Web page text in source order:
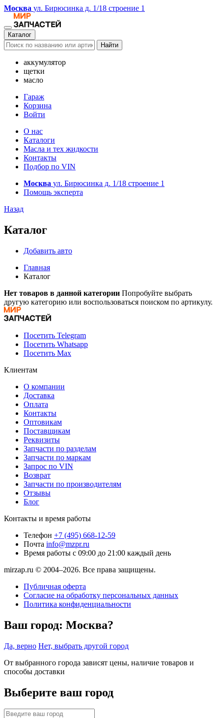
Москва ул. Бирюсинка д. 1/18 строение 1
Каталог
Найти
аккумулятор
щетки
масло
Гараж
Корзина
Войти
О нас
Каталоги
Масла и тех жидкости
Контакты
Подбор по VIN
Москва ул. Бирюсинка д. 1/18 строение 1
Помощь эксперта
Назад
Каталог
Добавить авто
Главная
Каталог
Нет товаров в данной категории Попробуйте выбрать
другую категорию или воспользоваться поиском по артикулу.
Посетить Telegram
Посетить Whatsapp
Посетить Max
Клиентам
О компании
Доставка
Оплата
Контакты
Оптовикам
Поставщикам
Реквизиты
Запчасти по разделам
Запчасти по маркам
Запрос по VIN
Возврат
Запчасти по производителям
Отзывы
Блог
Контакты и время работы
Телефон +7 (495) 668-12-59
Почта info@mzpr.ru
Время работы с 09:00 до 21:00 каждый день
mirzap.ru © 2004–2026. Все права защищены.
Публичная оферта
Согласие на обработку персональных данных
Политика конфиденциальности
Ваш город: Москва?
Да, верно Нет, выбрать другой город
От выбранного города зависят цены, наличие товаров и
способы доставки
Выберите ваш город